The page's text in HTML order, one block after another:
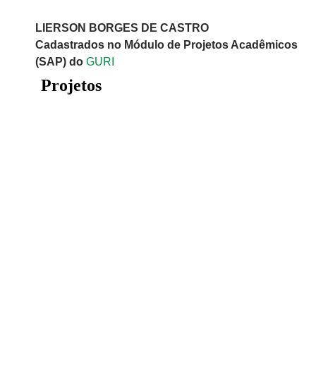
LIERSON BORGES DE CASTRO
Cadastrados no Módulo de Projetos Acadêmicos
(SAP) do GURI